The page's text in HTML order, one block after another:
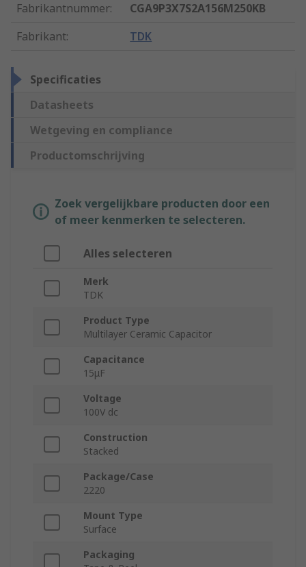
Fabrikantnummer:
CGA9P3X7S2A156M250KB
Fabrikant: TDK
Specificaties
Datasheets
Wetgeving en compliance
Productomschrijving
Zoek vergelijkbare producten door een
of meer kenmerken te selecteren.
Alles selecteren
Merk
TDK
Product Type
Multilayer Ceramic Capacitor
Capacitance
15μF
Voltage
100V dc
Construction
Stacked
Package/Case
2220
Mount Type
Surface
Packaging